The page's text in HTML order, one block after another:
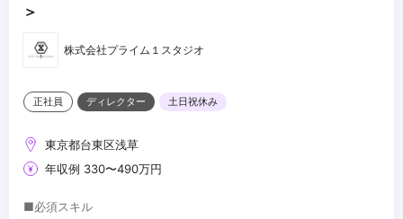
＞
株式会社プライム１スタジオ
正社員 ディレクター 土日祝休み
東京都台東区浅草
年収例 330〜490万円
■必須スキル